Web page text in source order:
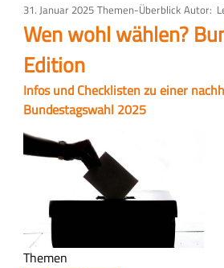
31. Januar 2025 Art
des
Artikels
Themen-Überblick Autor
Wen wohl wählen?
Edition
Infos und Checklisten zu einer
Bundestagswahl 2025
Bild
Themen